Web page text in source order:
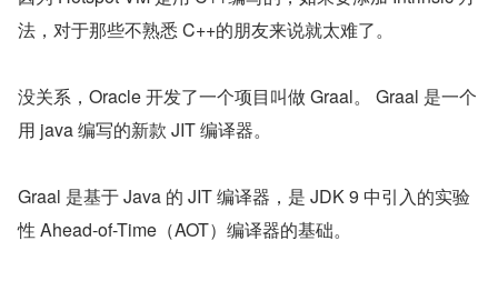
法，对于那些不熟悉 C++的朋友来说就太难了。
没关系，Oracle 开发了一个项目叫做 Graal。 Graal 是一个
用 java 编写的新款 JIT 编译器。
Graal 是基于 Java 的 JIT 编译器，是 JDK 9 中引入的实验
性 Ahead-of-Time（AOT）编译器的基础。